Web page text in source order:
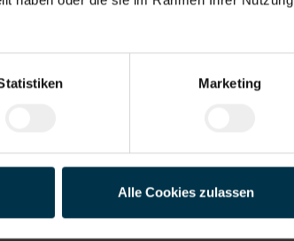
Marketing
Alle Cookies zulassen
Betriebsrestau